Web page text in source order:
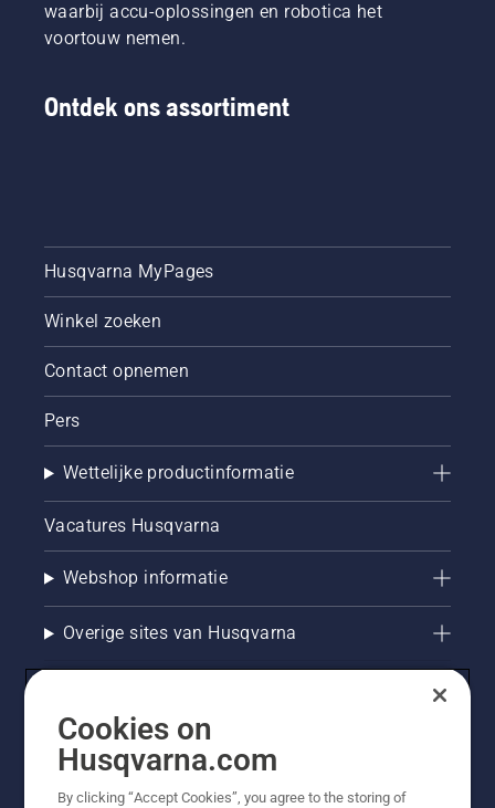
waarbij accu-oplossingen en robotica het
voortouw nemen.
Ontdek ons assortiment
Husqvarna MyPages
Winkel zoeken
Contact opnemen
Pers
Wettelijke productinformatie
Vacatures Husqvarna
Webshop informatie
Overige sites van Husqvarna
Cookies on
Husqvarna.com
By clicking “Accept Cookies”, you agree to the storing of